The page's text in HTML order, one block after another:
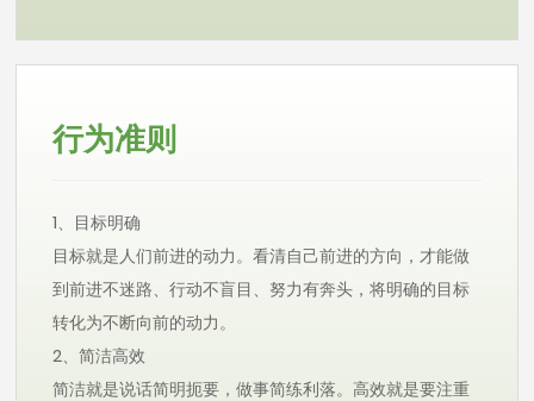
行为准则
1、目标明确
目标就是人们前进的动力。看清自己前进的方向，才能做
到前进不迷路、行动不盲目、努力有奔头，将明确的目标
转化为不断向前的动力。
2、简洁高效
简洁就是说话简明扼要，做事简练利落。高效就是要注重